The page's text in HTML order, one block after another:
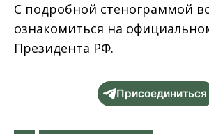
С подробной стенограммой
ознакомиться на
Президента РФ.
Присоединиться